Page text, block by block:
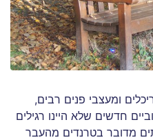
ומעצבי פנים רבים,
חדשים שלא היינו רגילים
מדובר בטרנדים מהעבר